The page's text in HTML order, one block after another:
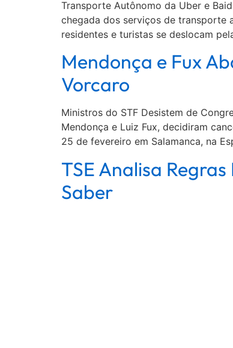
Transporte Autônomo da Uber e
chegada dos serviços de transporte
residentes e turistas se deslocam
Mendonça e Fux
Vorcaro
Ministros do STF Desistem de
Mendonça e Luiz Fux, decidiram
25 de fevereiro em Salamanca, na
TSE Analisa
Saber